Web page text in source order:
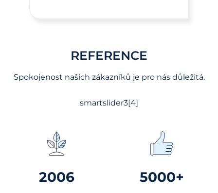
REFERENCE
Spokojenost našich zákazníků je pro nás důležitá.
smartslider3[4]
2006 5000+